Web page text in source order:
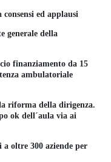
ed applausi
generale della
finanziamento da 15
ambulatoriale
riforma della dirigenza.
ok dell´aula via ai
oltre 300 aziende per